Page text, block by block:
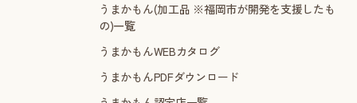
うまかもん(加工品 ※福岡市が開発を支援したも
の)一覧
うまかもんWEBカタログ
うまかもんPDFダウンロード